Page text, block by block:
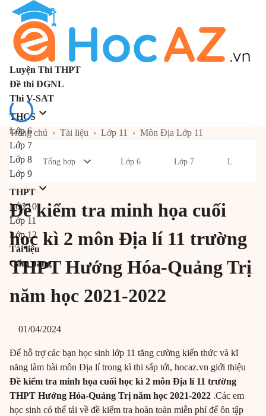
Luyện Thi THPT
Đề thi ĐGNL
Thi V-SAT
THCS
Lớp 6
Lớp 7
Lớp 8
Lớp 9
THPT
Lớp 10
Lớp 11
Lớp 12
Tài liệu
Cẩm nang
Trang chủ › Tài liệu › Lớp 11 › Môn Địa Lớp 11
Tổng hợp Lớp 6 Lớp 7 Lớp 8
Đề kiểm tra minh họa cuối
học kì 2 môn Địa lí 11 trường
THPT Hướng Hóa-Quảng Trị
năm học 2021-2022
01/04/2024
Để hỗ trợ các bạn học sinh lớp 11 tăng cường kiến thức và kĩ
năng làm bài môn Địa lí trong kì thi sắp tới, hocaz.vn giới thiệu
Đề kiểm tra minh họa cuối học kì 2 môn Địa lí 11 trường
THPT Hướng Hóa-Quảng Trị năm học 2021-2022 .Các em
học sinh có thể tải về đề kiểm tra hoàn toàn miễn phí để ôn tập